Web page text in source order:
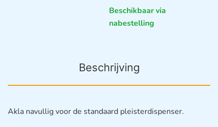
Beschikbaar via
nabestelling
Beschrijving
Akla navullig voor de standaard pleisterdispenser.